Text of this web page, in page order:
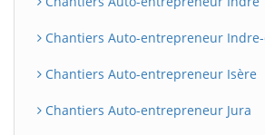
Chantiers Auto-entrepreneur
Chantiers Auto-entrepreneur Isère
Chantiers Auto-entrepreneur Jura